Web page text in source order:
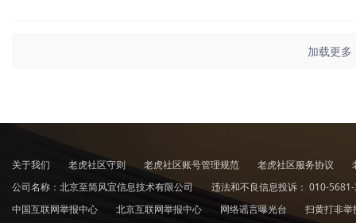
加载更多
关于我们 老虎社区守则 老虎社区账号管理规范 老虎社区服务协议
公司名称：北京至简风宜信息技术有限公司
违法和不良信息投诉： 010-
中国互联网举报中心
北京互联网举报中心 网络谣言曝光台
扫黄打非